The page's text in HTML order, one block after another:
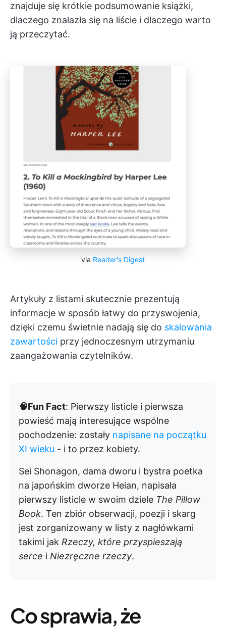
znajduje się krótkie podsumowanie książki,
dlaczego znalazła się na liście i dlaczego warto
ją przeczytać.
via Reader's Digest
Artykuły z listami skutecznie prezentują
informacje w sposób łatwy do przyswojenia,
dzięki czemu świetnie nadają się do skalowania
zawartości przy jednoczesnym utrzymaniu
zaangażowania czytelników.
🧠Fun Fact: Pierwszy listicle i pierwsza
powieść mają interesujące wspólne
pochodzenie: zostały napisane na początku
XI wieku - i to przez kobiety.
Sei Shonagon, dama dworu i bystra poetka
na japońskim dworze Heian, napisała
pierwszy listicle w swoim dziele The Pillow
Book. Ten zbiór obserwacji, poezji i skarg
jest zorganizowany w listy z nagłówkami
takimi jak Rzeczy, które przyspieszają
serce i Niezręczne rzeczy.
Co sprawia, że